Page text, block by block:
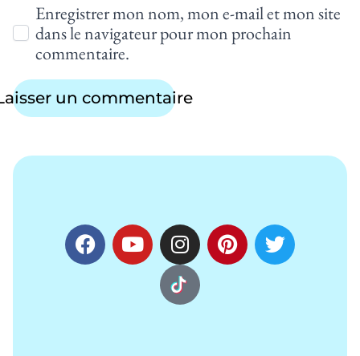
Enregistrer mon nom, mon e-mail et mon site
dans le navigateur pour mon prochain
commentaire.